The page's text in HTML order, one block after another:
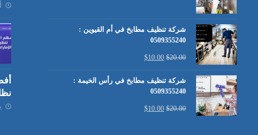
شركة تنظيف مطابخ في أم القيوين :
0509355240
$20.00
$10.00
شركة تنظيف مطابخ في رأس الخيمة :
0509355240
$20.00
$10.00